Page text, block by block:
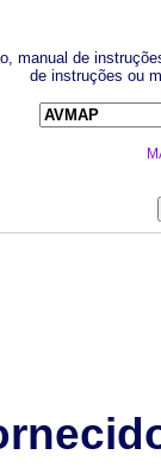
manual de
de instruções ou